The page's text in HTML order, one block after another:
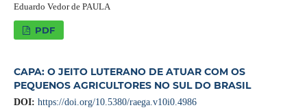
Eduardo Vedor de PAULA
PDF
CAPA: O JEITO LUTERANO DE ATUAR COM OS
PEQUENOS AGRICULTORES NO SUL DO BRASIL
DOI: https://doi.org/10.5380/raega.v10i0.4986